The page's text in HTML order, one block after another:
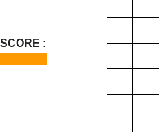
SCORE :